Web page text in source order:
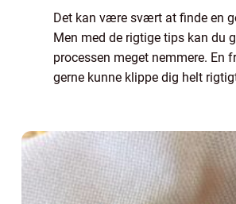
Det kan være svært at finde en
Men med de rigtige tips kan du
processen meget nemmere. En
gerne kunne klippe dig helt
opbygg...